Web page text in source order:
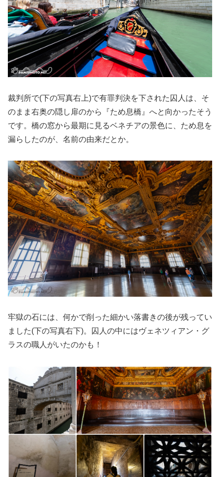
裁判所で(下の写真右上)で有罪判決を下された囚人は、そ
のまま右奥の隠し扉のから『ため息橋』へと向かったそう
です。橋の窓から最期に見るベネチアの景色に、ため息を
漏らしたのが、名前の由来だとか。
牢獄の石には、何かで削った細かい落書きの後が残ってい
ました(下の写真右下)。囚人の中にはヴェネツィアン・グ
ラスの職人がいたのかも！